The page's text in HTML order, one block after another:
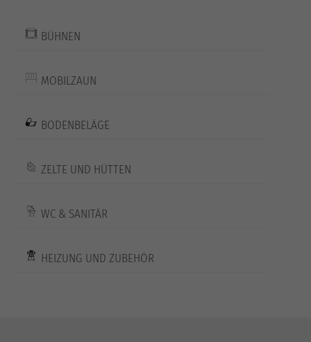
BÜHNEN
MOBILZAUN
BODENBELÄGE
ZELTE UND HÜTTEN
WC & SANITÄR
HEIZUNG UND ZUBEHÖR